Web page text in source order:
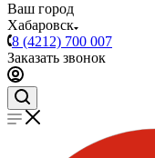
Ваш город
Хабаровск
8 (4212) 700 007
Заказать звонок